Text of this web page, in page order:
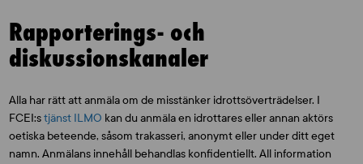
Rapporterings- och
diskussionskanaler
Alla har rätt att anmäla om de misstänker idrottsöverträdelser. I
FCEI:stjänst ILMO kan du anmäla en idrottares eller annan aktörs
oetiska beteende, såsom trakasseri, anonymt eller under ditt eget
namn. Anmälans innehåll behandlas konfidentiellt. All information